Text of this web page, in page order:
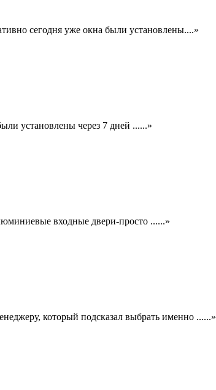
сегодня уже окна были установлены....»
установлены через 7 дней ......»
входные двери-просто ......»
который подсказал выбрать именно ......»